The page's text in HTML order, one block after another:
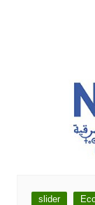
slider